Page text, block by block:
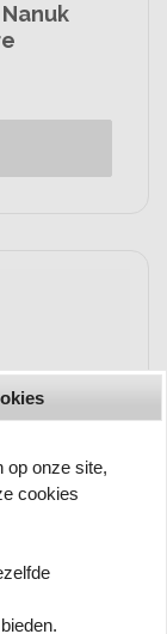
op onze site,
cookies